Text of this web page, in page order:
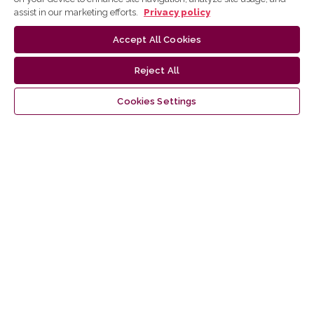
assist in our marketing efforts.
Privacy policy
Accept All Cookies
Reject All
Cookies Settings